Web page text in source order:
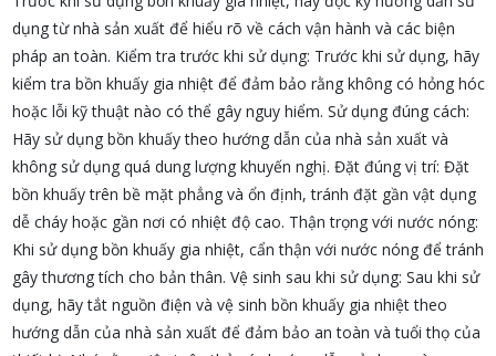
dụng từ nhà sản xuất để hiểu rõ về cách vận hành và các biện
pháp an toàn. Kiểm tra trước khi sử dụng: Trước khi sử dụng, hãy
kiểm tra bồn khuấy gia nhiệt để đảm bảo rằng không có hỏng hóc
hoặc lỗi kỹ thuật nào có thể gây nguy hiểm. Sử dụng đúng cách:
Hãy sử dụng bồn khuấy theo hướng dẫn của nhà sản xuất và
không sử dụng quá dung lượng khuyến nghị. Đặt đúng vị trí: Đặt
bồn khuấy trên bề mặt phẳng và ổn định, tránh đặt gần vật dụng
dễ cháy hoặc gần nơi có nhiệt độ cao. Thận trọng với nước nóng:
Khi sử dụng bồn khuấy gia nhiệt, cẩn thận với nước nóng để tránh
gây thương tích cho bản thân. Vệ sinh sau khi sử dụng: Sau khi sử
dụng, hãy tắt nguồn điện và vệ sinh bồn khuấy gia nhiệt theo
hướng dẫn của nhà sản xuất để đảm bảo an toàn và tuổi thọ của